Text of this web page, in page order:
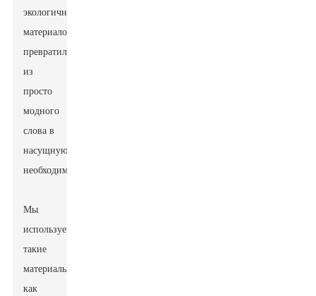
экологичных
материалов
превратилось
из
просто
модного
слова в
насущную
необходимость.
Мы
используем
такие
материалы,
как